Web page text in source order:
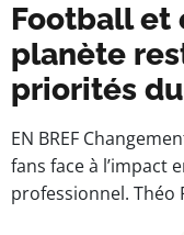
Football et
planète
priorités
EN BREF
fans face à l’impact
professionnel. Théo